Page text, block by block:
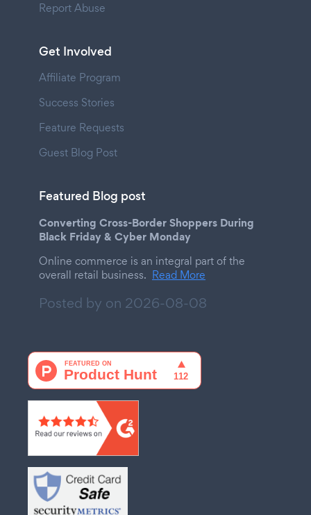
Report Abuse
Get Involved
Affiliate Program
Success Stories
Feature Requests
Guest Blog Post
Featured Blog post
Converting Cross-Border Shoppers During
Black Friday & Cyber Monday
Online commerce is an integral part of the
overall retail business. Read More
Posted by on 2026-08-08